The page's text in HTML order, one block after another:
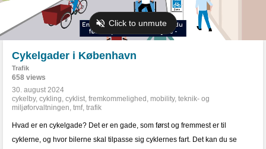
Cykelgader i København
Trafik
658 views
30. august 2024
cykelby, cykling, cyklist, fremkommelighed , mobility, teknik- og
miljøforvaltningen, tmf, trafik
Hvad er en cykelgade? Det er en gade, som først og fremmest er til
cyklerne, og hvor bilerne skal tilpasse sig cyklernes fart. Det kan du se